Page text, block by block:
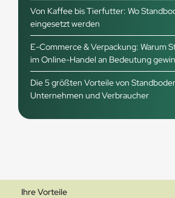
Von Kaffee bis Tierfutter: Wo
eingesetzt werden
E-Commerce & Verpackung: Warum
im Online-Handel an Bedeutung
Die 5 größten Vorteile von
Unternehmen und Verbraucher
Ihre Vorteile